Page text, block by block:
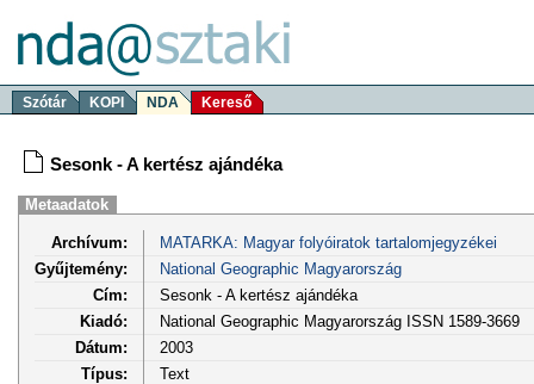
Szótár KOPI NDA Kereső
Sesonk - A kertész ajándéka
Metaadatok
Archívum:
MATARKA: Magyar folyóiratok tartalomjegyzékei
Gyűjtemény:
National Geographic Magyarország
Cím:
Sesonk - A kertész ajándéka
Kiadó:
National Geographic Magyarország ISSN 1589-3669
Dátum:
2003
Típus:
Text